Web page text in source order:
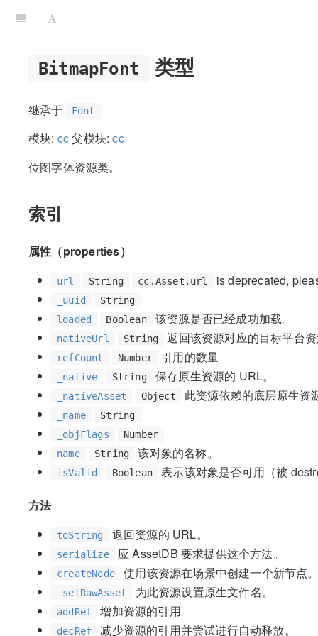
BitmapFont 类型
继承于 Font
模块: cc父模块:cc
位图字体资源类。
索引
属性（properties）
url String cc.Asset.url is deprecated,
_uuid
String
loaded
Boolean 该资源是否已经成功加载。
nativeUrl String 返回该资源对应的目标平台
refCount Number 引用的数量
_native String 保存原生资源的 URL。
_nativeAsset Object 此资源依赖的底层原生资
_name
String
_objFlags
Number
name
String 该对象的名称。
isValid Boolean 表示该对象是否可用（被
方法
toString 返回资源的 URL。
serialize 应 AssetDB 要求提供这个方法。
createNode 使用该资源在场景中创建一个新节点
_setRawAsset 为此资源设置原生文件名。
addRef 增加资源的引用
decRef 减少资源的引用并尝试进行自动释放。